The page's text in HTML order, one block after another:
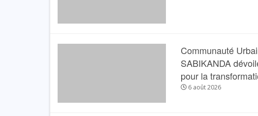
Communauté
SABIKANDA
pour la
6 août 2026